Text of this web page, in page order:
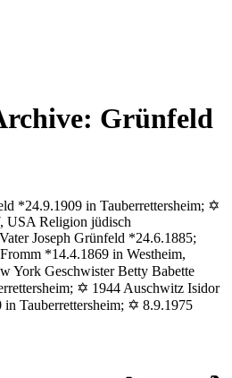
Grünfeld
*24.9.1909 in Tauberrettersheim; ✡
USA Religion jüdisch
Joseph Grünfeld *24.6.1885;
*14.4.1869 in Westheim,
York Geschwister Betty Babette
✡ 1944 Auschwitz Isidor
Tauberrettersheim; ✡ 8.9.1975